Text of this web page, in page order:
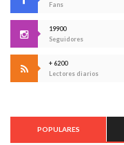
Fans
19900
Seguidores
+ 6200
Lectores diarios
POPULARES